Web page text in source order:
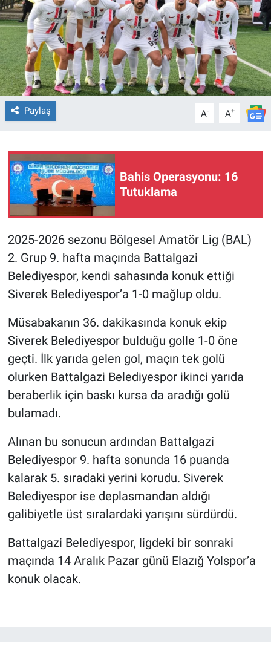
Paylaş A- A+
Bahis Operasyonu: 16
Tutuklama
2025-2026 sezonu Bölgesel Amatör Lig (BAL)
2. Grup 9. hafta maçında Battalgazi
Belediyespor, kendi sahasında konuk ettiği
Siverek Belediyespor’a 1-0 mağlup oldu.
Müsabakanın 36. dakikasında konuk ekip
Siverek Belediyespor bulduğu golle 1-0 öne
geçti. İlk yarıda gelen gol, maçın tek golü
olurken Battalgazi Belediyespor ikinci yarıda
beraberlik için baskı kursa da aradığı golü
bulamadı.
Alınan bu sonucun ardından Battalgazi
Belediyespor 9. hafta sonunda 16 puanda
kalarak 5. sıradaki yerini korudu. Siverek
Belediyespor ise deplasmandan aldığı
galibiyetle üst sıralardaki yarışını sürdürdü.
Battalgazi Belediyespor, ligdeki bir sonraki
maçında 14 Aralık Pazar günü Elazığ Yolspor’a
konuk olacak.